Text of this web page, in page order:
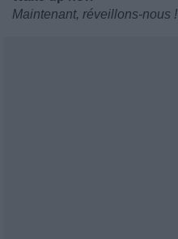
Maintenant, réveillons-nous !